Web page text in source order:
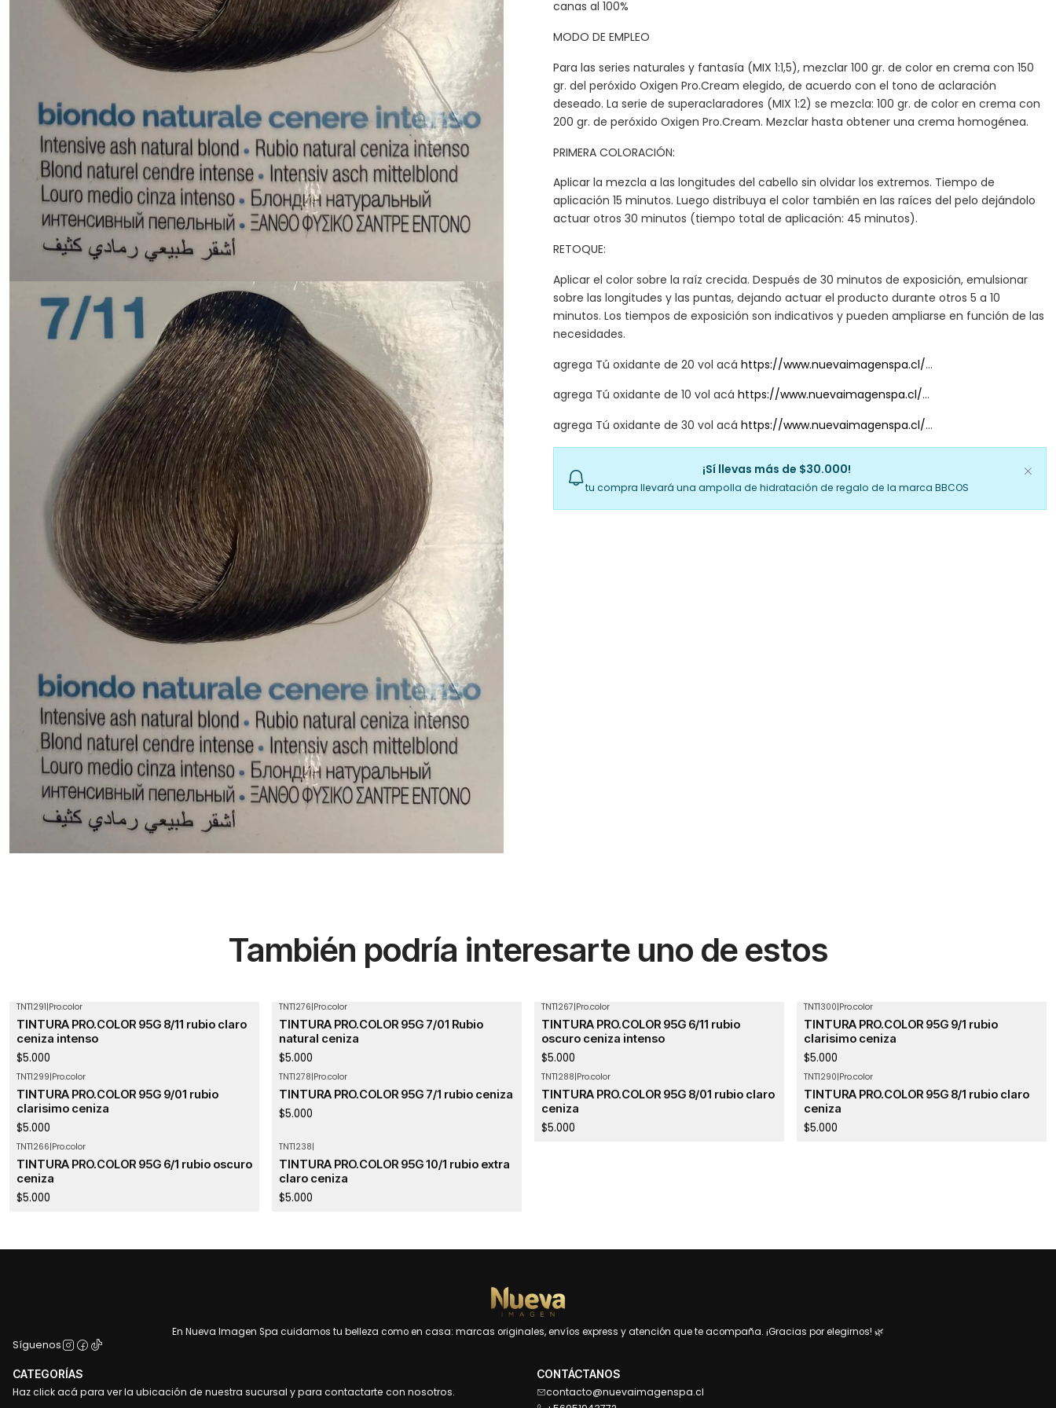
canas al 100%
MODO DE EMPLEO
Para las series naturales y fantasía (MIX 1:1,5), mezclar 100 gr. de color en crema con 150
gr. del peróxido Oxigen Pro.Cream elegido, de acuerdo con el tono de aclaración
deseado. La serie de superaclaradores (MIX 1:2) se mezcla: 100 gr. de color en crema con
200 gr. de peróxido Oxigen Pro.Cream. Mezclar hasta obtener una crema homogénea.
PRIMERA COLORACIÓN:
Aplicar la mezcla a las longitudes del cabello sin olvidar los extremos. Tiempo de
aplicación 15 minutos. Luego distribuya el color también en las raíces del pelo dejándolo
actuar otros 30 minutos (tiempo total de aplicación: 45 minutos).
RETOQUE:
Aplicar el color sobre la raíz crecida. Después de 30 minutos de exposición, emulsionar
sobre las longitudes y las puntas, dejando actuar el producto durante otros 5 a 10
minutos. Los tiempos de exposición son indicativos y pueden ampliarse en función de las
necesidades.
agrega Tú oxidante de 20 vol acá https://www.nuevaimagenspa.cl/...
agrega Tú oxidante de 10 vol acá https://www.nuevaimagenspa.cl/...
agrega Tú oxidante de 30 vol acá https://www.nuevaimagenspa.cl/...
¡Sí llevas más de $30.000!
tu compra llevará una ampolla de hidratación de regalo de la marca BBCOS
También podría interesarte uno de estos
TNT1291|Pro.color
TINTURA PRO.COLOR 95G 8/11 rubio claro
ceniza intenso
$5.000
TNT1276|Pro.color
TINTURA PRO.COLOR 95G 7/01 Rubio
natural ceniza
$5.000
TNT1267|Pro.color
TINTURA PRO.COLOR 95G 6/11 rubio
oscuro ceniza intenso
$5.000
TNT1300|Pro.color
TINTURA PRO.COLOR 95G 9/1 rubio
clarisimo ceniza
$5.000
TNT1299|Pro.color
TINTURA PRO.COLOR 95G 9/01 rubio
clarisimo ceniza
$5.000
TNT1278|Pro.color
TINTURA PRO.COLOR 95G 7/1 rubio ceniza
$5.000
TNT1288|Pro.color
TINTURA PRO.COLOR 95G 8/01 rubio claro
ceniza
$5.000
TNT1290|Pro.color
TINTURA PRO.COLOR 95G 8/1 rubio claro
ceniza
$5.000
TNT1266|Pro.color
TINTURA PRO.COLOR 95G 6/1 rubio oscuro
ceniza
$5.000
TNT1238|
TINTURA PRO.COLOR 95G 10/1 rubio extra
claro ceniza
$5.000
En Nueva Imagen Spa cuidamos tu belleza como en casa: marcas originales, envíos express y atención que te acompaña. ¡Gracias por elegirnos! 🌿
Síguenos
CATEGORÍAS
Haz click acá para ver la ubicación de nuestra sucursal y para contactarte con nosotros.
CONTÁCTANOS
contacto@nuevaimagenspa.cl